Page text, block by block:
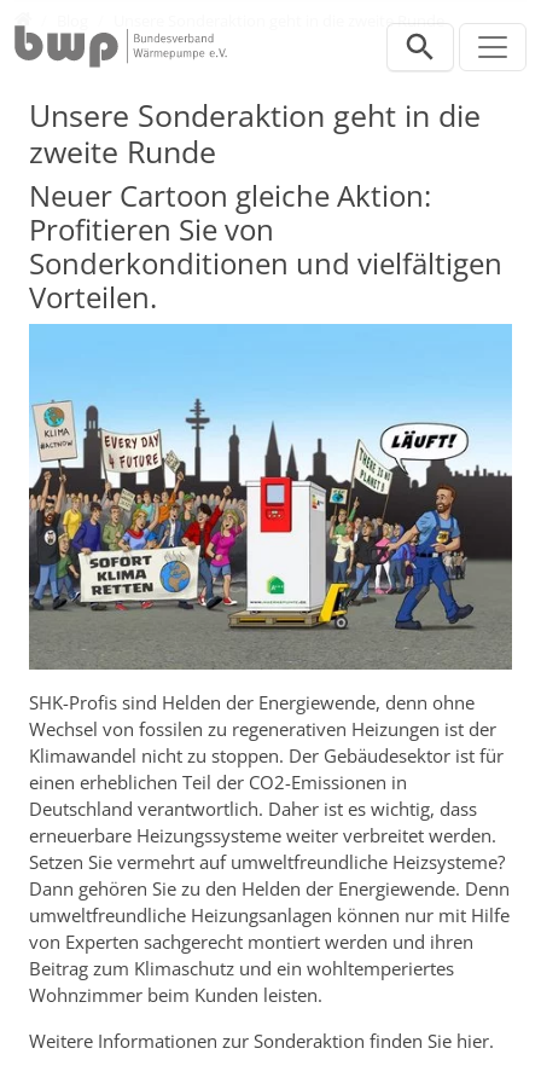
Unsere Sonderaktion geht in die zweite Runde
Unsere Sonderaktion geht in die
zweite Runde
Neuer Cartoon gleiche Aktion:
Profitieren Sie von
Sonderkonditionen und vielfältigen
Vorteilen.
SHK-Profis sind Helden der Energiewende, denn ohne
Wechsel von fossilen zu regenerativen Heizungen ist der
Klimawandel nicht zu stoppen. Der Gebäudesektor ist für
einen erheblichen Teil der CO2-Emissionen in
Deutschland verantwortlich. Daher ist es wichtig, dass
erneuerbare Heizungssysteme weiter verbreitet werden.
Setzen Sie vermehrt auf umweltfreundliche Heizsysteme?
Dann gehören Sie zu den Helden der Energiewende. Denn
umweltfreundliche Heizungsanlagen können nur mit Hilfe
von Experten sachgerecht montiert werden und ihren
Beitrag zum Klimaschutz und ein wohltemperiertes
Wohnzimmer beim Kunden leisten.
Weitere Informationen zur Sonderaktion finden Sie hier.